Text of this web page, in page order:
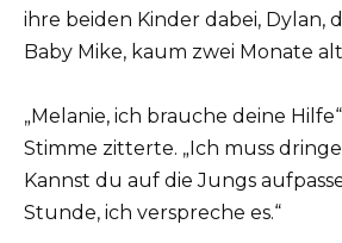
ihre beiden Kinder dabei, Dylan,
Baby Mike, kaum zwei Monate
„Melanie, ich brauche deine
Stimme zitterte. „Ich muss
Kannst du auf die Jungs
Stunde, ich verspreche es.“